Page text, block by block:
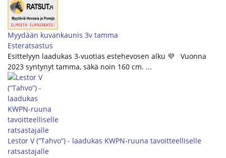
Myydään kuvankaunis 3v tamma
Esteratsastus
Esittelyyn laadukas 3-vuotias estehevosen alku 💜 Vuonna
2023 syntynyt tamma, säkä noin 160 cm. ...
Lestor V (”Tahvo”) - laadukas KWPN-ruuna tavoitteelliselle
ratsastajalle